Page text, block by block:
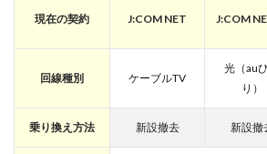
現在の契約 J:COM NET J:COM
回線種別 ケーブルTV
光（au
り）
乗り換え方法 新設撤去 新設撤